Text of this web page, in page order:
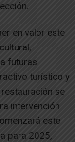
en valor este
futuras
turístico y
se
intervención
este
para 2025,